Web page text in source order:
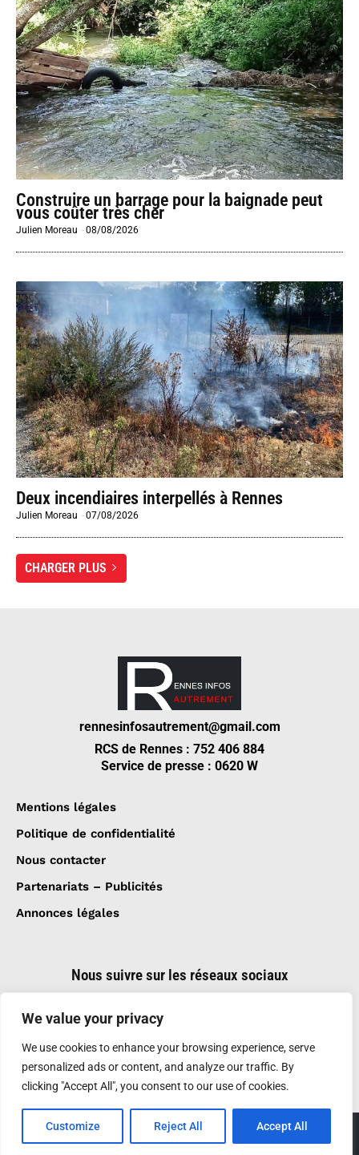
We value your privacy
We use cookies to enhance your browsing experience, serve
personalized ads or content, and analyze our traffic. By
clicking "Accept All", you consent to our use of cookies.
Customize Reject All Accept All
Construire un barrage pour la baignade peut
vous coûter très cher
Julien Moreau -08/08/2026
Deux incendiaires interpellés à Rennes
Julien Moreau -07/08/2026
CHARGER PLUS
rennesinfosautrement@gmail.com
RCS de Rennes : 752 406 884
Service de presse : 0620 W
Mentions légales
Politique de confidentialité
Nous contacter
Partenariats – Publicités
Annonces légales
Nous suivre sur les réseaux sociaux
Création et réalisation :GDM-Pixel
, tous droits
réservés